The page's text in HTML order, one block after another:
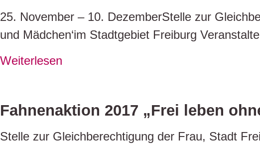
25. November – 10. DezemberStelle zur
und Mädchen‘im Stadtgebiet Freiburg
Weiterlesen
Fahnenaktion 2017 „Frei leben
Stelle zur Gleichberechtigung der Frau, Stadt